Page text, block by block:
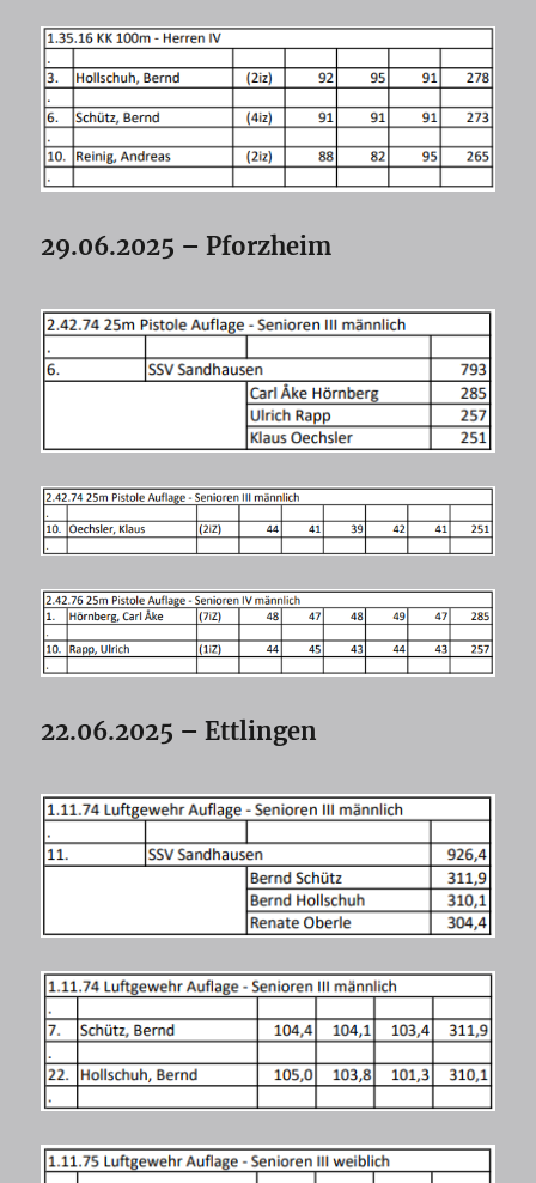
29.06.2025 – Pforzheim
22.06.2025 – Ettlingen